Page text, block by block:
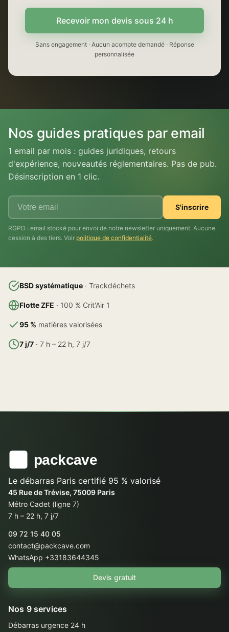
Recevoir mon devis sous 24 h
Sans engagement · Aucun acompte demandé · Réponse
personnalisée
Nos guides pratiques par email
1 email par mois : guides juridiques, retours
d'expérience, nouveautés réglementaires. Pas de pub.
Désinscription en 1 clic.
S'inscrire
RGPD : email stocké pour envoi de notre newsletter uniquement. Aucune
cession à des tiers. Voir politique de confidentialité.
BSD systématique · Trackdéchets
Flotte ZFE · 100 % Crit'Air 1
95 % matières valorisées
7 j/7 · 7 h – 22 h, 7 j/7
Le débarras Paris certifié 95 % valorisé
45 Rue de Trévise, 75009 Paris
Métro Cadet (ligne 7)
7 h – 22 h, 7 j/7
09 72 15 40 05
contact@packcave.com
WhatsApp +33183644345
Devis gratuit
Nos 9 services
Débarras urgence 24 h